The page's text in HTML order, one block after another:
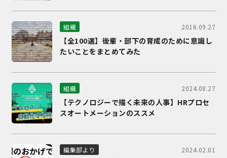
組織 2016.09.27
【全100選】後輩・部下の育成のために意識し
たいことをまとめてみた
組織 2024.08.27
【テクノロジーで描く未来の人事】HRプロセ
スオートメーションのススメ
編集部より 2024.02.01